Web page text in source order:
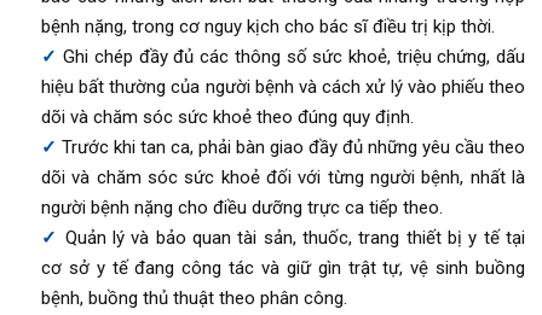
bệnh nặng, trong cơ nguy kịch cho bác sĩ điều trị kịp thời.
Ghi chép đầy đủ các thông số sức khoẻ, triệu chứng, dấu
hiệu bất thường của người bệnh và cách xử lý vào phiếu theo
dõi và chăm sóc sức khoẻ theo đúng quy định.
Trước khi tan ca, phải bàn giao đầy đủ những yêu cầu theo
dõi và chăm sóc sức khoẻ đối với từng người bệnh, nhất là
người bệnh nặng cho điều dưỡng trực ca tiếp theo.
Quản lý và bảo quan tài sản, thuốc, trang thiết bị y tế tại
cơ sở y tế đang công tác và giữ gìn trật tự, vệ sinh buồng
bệnh, buồng thủ thuật theo phân công.